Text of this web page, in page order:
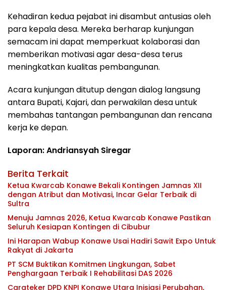
Kehadiran kedua pejabat ini disambut antusias oleh
para kepala desa. Mereka berharap kunjungan
semacam ini dapat memperkuat kolaborasi dan
memberikan motivasi agar desa-desa terus
meningkatkan kualitas pembangunan.
Acara kunjungan ditutup dengan dialog langsung
antara Bupati, Kajari, dan perwakilan desa untuk
membahas tantangan pembangunan dan rencana
kerja ke depan.
Laporan: Andriansyah Siregar
Berita Terkait
Ketua Kwarcab Konawe Bekali Kontingen Jamnas XII
dengan Atribut dan Motivasi, Incar Gelar Terbaik di
Sultra
Menuju Jamnas 2026, Ketua Kwarcab Konawe Pastikan
Seluruh Kesiapan Kontingen di Cibubur
Ini Harapan Wabup Konawe Usai Hadiri Sawit Expo Untuk
Rakyat di Jakarta
PT SCM Buktikan Komitmen Lingkungan, Sabet
Penghargaan Terbaik I Rehabilitasi DAS 2026
Carateker DPD KNPI Konawe Utara Inisiasi Perubahan,